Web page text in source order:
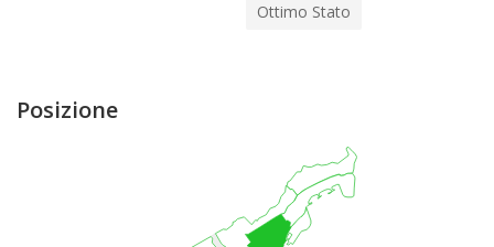
Ottimo Stato
Posizione